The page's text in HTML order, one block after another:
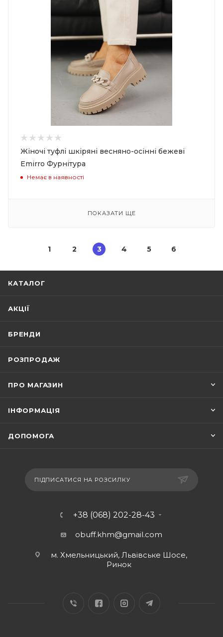
Жіночі туфлі шкіряні весняно-осінні бежеві
Emirro Фурнітура
Немає в наявності
ПОКАЗАТИ ЩЕ
1 2 3 4 5 6
КАТАЛОГ
АКЦІЇ
БРЕНДИ
РОЗПРОДАЖ
ПРО МАГАЗИН
ІНФОРМАЦІЯ
ДОПОМОГА
ПІДПИСАТИСЯ НА РОЗСИЛКУ
+38 (068) 202-28-43
obuff.khm@gmail.com
м. Хмельницький, Львівське Шосе,
Ринок